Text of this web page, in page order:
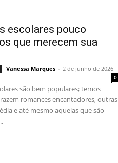
escolares pouco
que merecem sua
Vanessa Marques - 2 de junho de 2026
0
são bem populares; temos
romances encantadores, outras
e até mesmo aquelas que são